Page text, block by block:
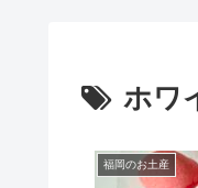
ホワ
福岡のお土産